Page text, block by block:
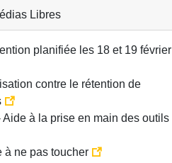
Libres
planifiée les 18 et 19 février
contre le rétention de
Aide à la prise en main des outils
à ne pas toucher